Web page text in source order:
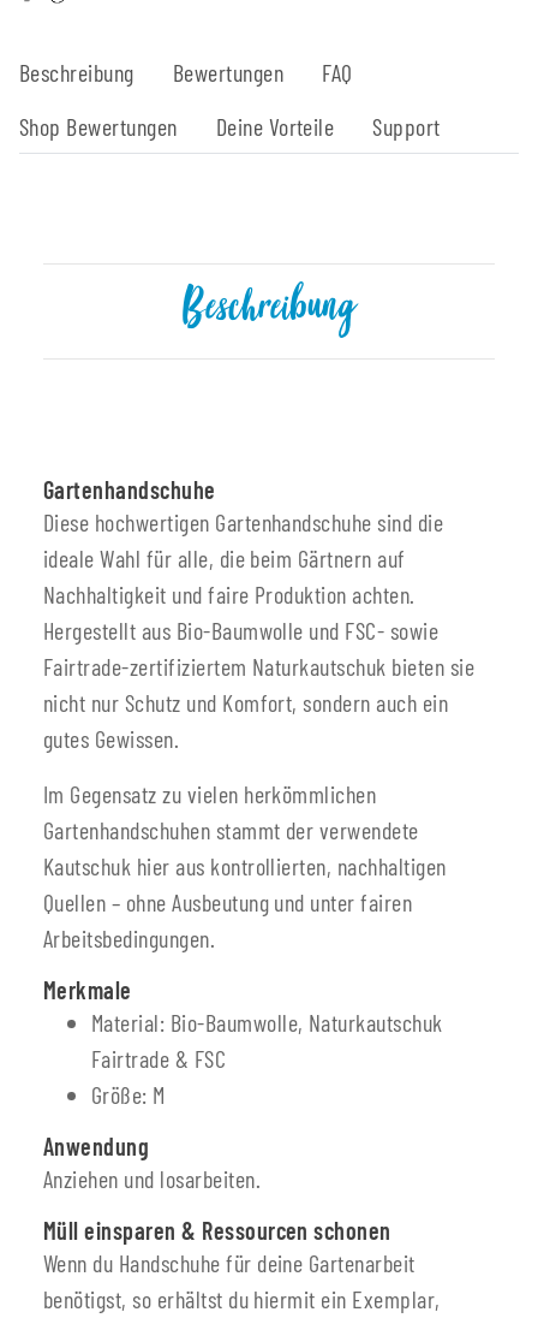
Beschreibung Bewertungen
FAQ
Shop Bewertungen
Deine Vorteile Support
Beschreibung
Gartenhandschuhe
Diese hochwertigen Gartenhandschuhe sind die
ideale Wahl für alle, die beim Gärtnern auf
Nachhaltigkeit und faire Produktion achten.
Hergestellt aus Bio-Baumwolle und FSC- sowie
Fairtrade-zertifiziertem Naturkautschuk bieten sie
nicht nur Schutz und Komfort, sondern auch ein
gutes Gewissen.
Im Gegensatz zu vielen herkömmlichen
Gartenhandschuhen stammt der verwendete
Kautschuk hier aus kontrollierten, nachhaltigen
Quellen – ohne Ausbeutung und unter fairen
Arbeitsbedingungen.
Merkmale
Material: Bio-Baumwolle, Naturkautschuk
Fairtrade & FSC
Größe: M
Anwendung
Anziehen und losarbeiten.
Müll einsparen & Ressourcen schonen
Wenn du Handschuhe für deine Gartenarbeit
benötigst, so erhältst du hiermit ein Exemplar,